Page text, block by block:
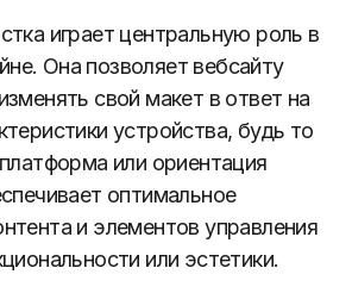
играет центральную роль в
Она позволяет вебсайту
свой макет в ответ на
устройства, будь то
или ориентация
оптимальное
и элементов управления
или эстетики.